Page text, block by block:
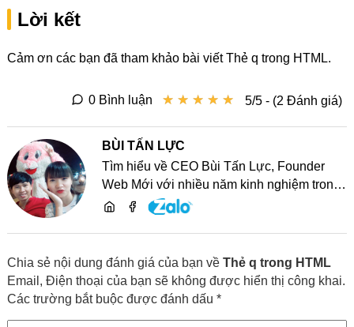
Lời kết
Cảm ơn các bạn đã tham khảo bài viết Thẻ q trong HTML.
★ ★ ★ ★ ★
★ ★ ★ ★ ★ 5/5 - (2 Đánh giá)
0 Bình luận
BÙI TẤN LỰC
Tìm hiểu về CEO Bùi Tấn Lực, Founder
Web Mới với nhiều năm kinh nghiệm trong
lĩnh vực phát triển website, SEO và chia sẻ
Chia sẻ nội dung đánh giá của bạn về Thẻ q trong HTML
Email, Điện thoại của bạn sẽ không được hiển thị công khai.
Các trường bắt buộc được đánh dấu *